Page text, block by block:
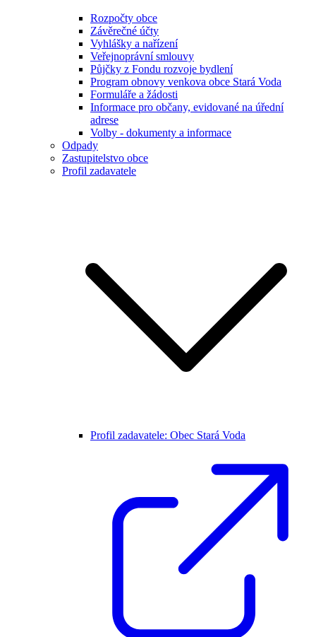
Rozpočty obce
Závěrečné účty
Vyhlášky a nařízení
Veřejnoprávní smlouvy
Půjčky z Fondu rozvoje bydlení
Program obnovy venkova obce Stará Voda
Formuláře a žádosti
Informace pro občany, evidované na úřední
adrese
Volby - dokumenty a informace
Odpady
Zastupitelstvo obce
Profil zadavatele
Profil zadavatele: Obec Stará Voda